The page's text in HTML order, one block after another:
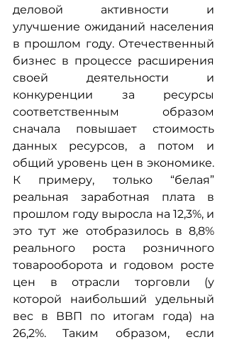
деловой активности и
улучшение ожиданий населения
в прошлом году. Отечественный
бизнес в процессе расширения
своей деятельности и
конкуренции за ресурсы
соответственным образом
сначала повышает стоимость
данных ресурсов, а потом и
общий уровень цен в экономике.
К примеру, только “белая”
реальная заработная плата в
прошлом году выросла на 12,3%, и
это тут же отобразилось в 8,8%
реального роста розничного
товарооборота и годовом росте
цен в отрасли торговли (у
которой наибольший удельный
вес в ВВП по итогам года) на
26,2%. Таким образом, если